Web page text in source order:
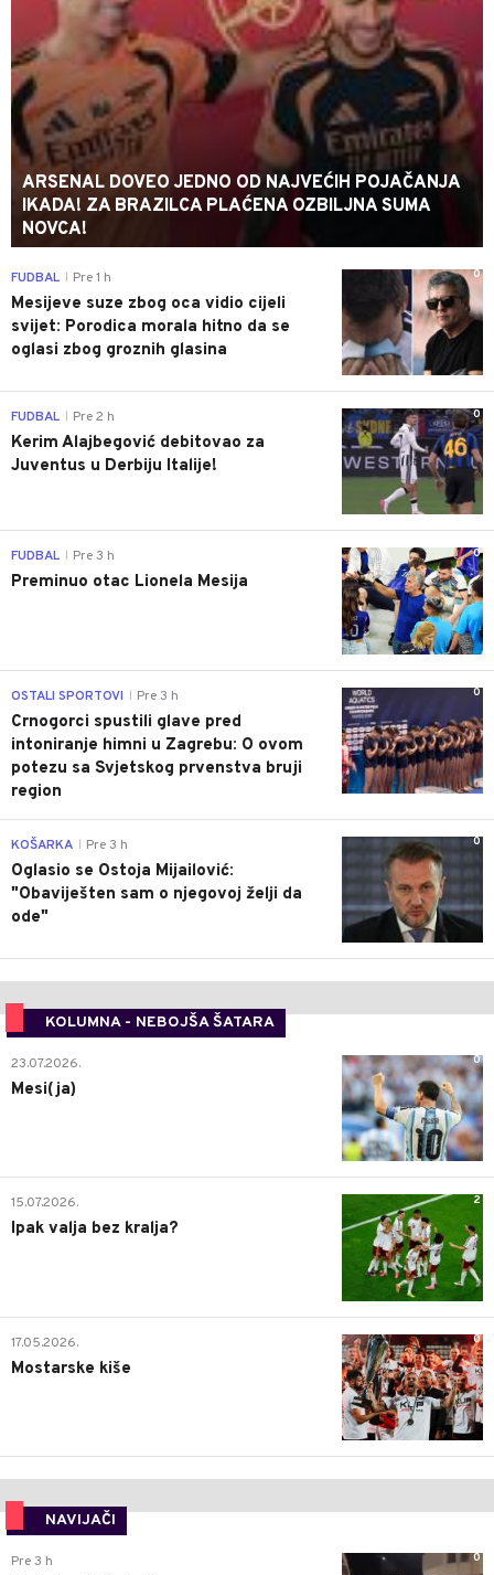
ARSENAL DOVEO JEDNO OD NAJVEĆIH POJAČANJA
IKADA! ZA BRAZILCA PLAĆENA OZBILJNA SUMA
NOVCA!
0
FUDBAL Pre 1 h
Mesijeve suze zbog oca vidio cijeli
svijet: Porodica morala hitno da se
oglasi zbog groznih glasina
0
FUDBAL Pre 2 h
Kerim Alajbegović debitovao za
Juventus u Derbiju Italije!
0
FUDBAL Pre 3 h
Preminuo otac Lionela Mesija
0
OSTALI SPORTOVI Pre 3 h
Crnogorci spustili glave pred
intoniranje himni u Zagrebu: O ovom
potezu sa Svjetskog prvenstva bruji
region
0
KOŠARKA Pre 3 h
Oglasio se Ostoja Mijailović:
"Obaviješten sam o njegovoj želji da
ode"
KOLUMNA - NEBOJŠA ŠATARA
0
23.07.2026.
Mesi(ja)
2
15.07.2026.
Ipak valja bez kralja?
0
17.05.2026.
Mostarske kiše
NAVIJAČI
0
Pre 3 h